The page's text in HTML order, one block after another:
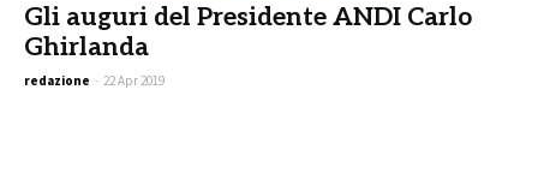
Gli auguri del Presidente ANDI Carlo
Ghirlanda
redazione - 22 Apr 2019